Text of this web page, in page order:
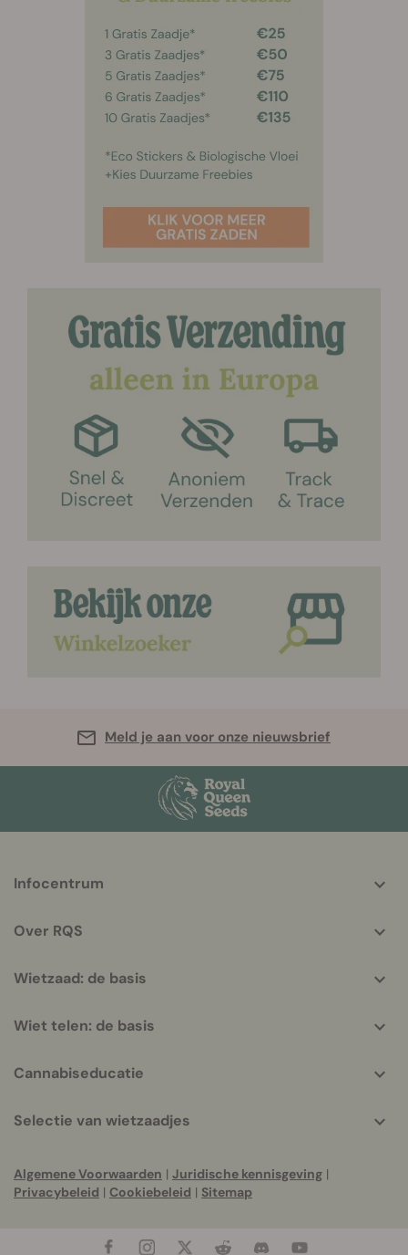
Meld je aan voor onze nieuwsbrief
helpful
Infocentrum
Over RQS
Wietzaad: de basis
Wiet telen: de basis
Cannabiseducatie
Selectie van wietzaadjes
Algemene Voorwaarden | Juridische kennisgeving |
Privacybeleid | Cookiebeleid | Sitemap